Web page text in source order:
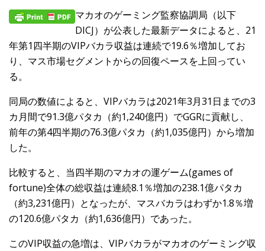
マカオのゲーミング監察協調局（以下
DICJ）が公表した最新データによると、21
年第1四半期のVIPバカラ収益は連続で19.6％増加してお
り、マス市場セグメントからの回復ペースを上回ってい
る。
同局の数値によると、VIPバカラは2021年3月31日までの3
カ月間で91.3億パタカ（約1,240億円）でGGRに貢献し、
前年の第4四半期の76.3億パタカ（約1,035億円）から増加
した。
比較すると、当四半期のマカオの運ゲーム(games of
fortune)全体の総収益は連続8.1％増加の238.1億パタカ
（約3,231億円）となったが、マスバカラはわずか1.8％増
の120.6億パタカ（約1,636億円）であった。
このVIP収益の急増は、VIPバカラがマカオのゲーミング収